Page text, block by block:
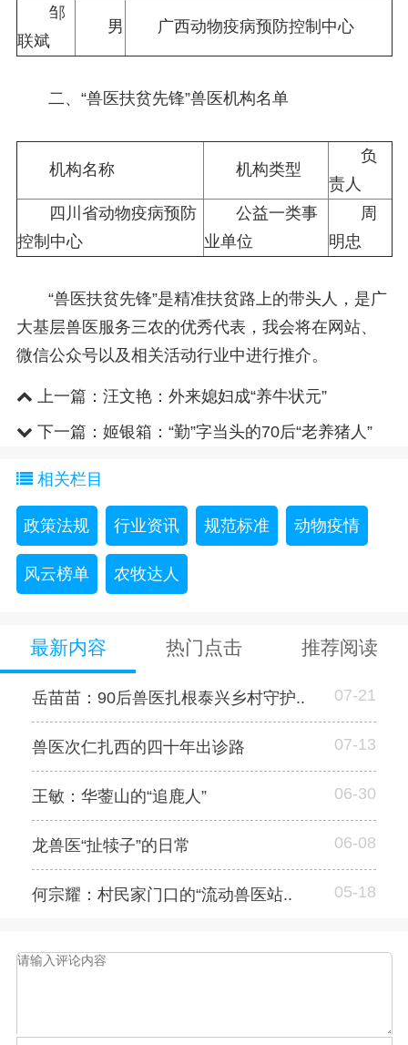
邹
联斌
男 广西动物疫病预防控制中心
二、“兽医扶贫先锋”兽医机构名单
机构名称 机构类型
负
责人
四川省动物疫病预防
控制中心
公益一类事
业单位
周
明忠
“兽医扶贫先锋”是精准扶贫路上的带头人，是广
大基层兽医服务三农的优秀代表，我会将在网站、
微信公众号以及相关活动行业中进行推介。
上一篇： 汪文艳：外来媳妇成“养牛状元”
下一篇： 姬银箱：“勤”字当头的70后“老养猪人”
相关栏目
政策法规 行业资讯 规范标准 动物疫情
风云榜单 农牧达人
最新内容 热门点击 推荐阅读
岳苗苗：90后兽医扎根泰兴乡村守护.. 07-21
兽医次仁扎西的四十年出诊路 07-13
王敏：华蓥山的“追鹿人” 06-30
龙兽医“扯犊子”的日常 06-08
何宗耀：村民家门口的“流动兽医站.. 05-18